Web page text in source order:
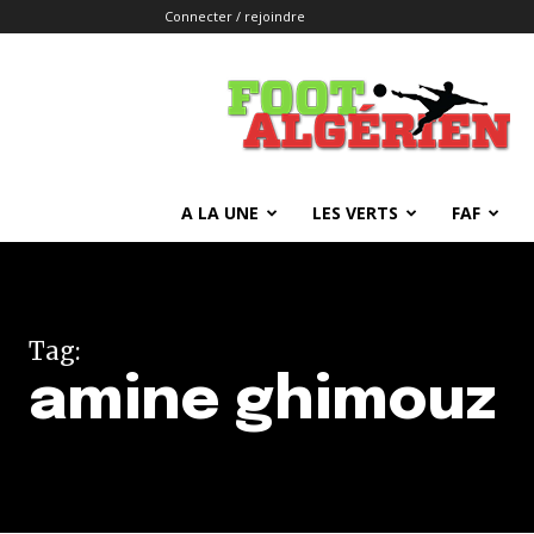
Connecter / rejoindre
FOOTALGERIEN
A LA UNE LES VERTS FAF
Tag:
amine ghimouz